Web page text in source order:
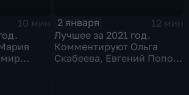
10 мин
2 января
12 мин
Лучшее за 2021 год.
Комментируют Ольга
Скабеева, Евгений Попов